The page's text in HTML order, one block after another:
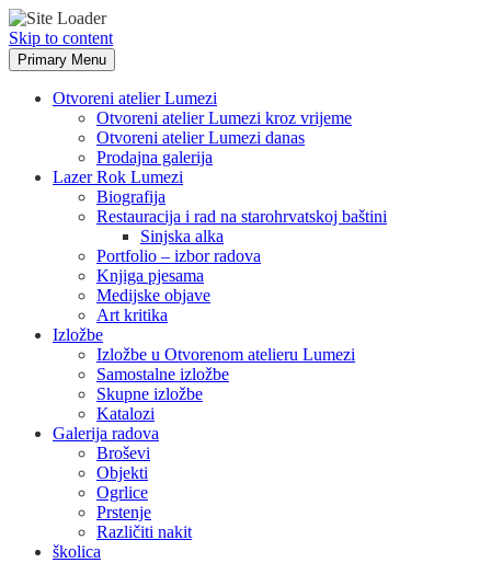
Skip to content
Primary Menu
Otvoreni atelier Lumezi
Otvoreni atelier Lumezi kroz vrijeme
Otvoreni atelier Lumezi danas
Prodajna galerija
Lazer Rok Lumezi
Biografija
Restauracija i rad na starohrvatskoj baštini
Sinjska alka
Portfolio – izbor radova
Knjiga pjesama
Medijske objave
Art kritika
Izložbe
Izložbe u Otvorenom atelieru Lumezi
Samostalne izložbe
Skupne izložbe
Katalozi
Galerija radova
Broševi
Objekti
Ogrlice
Prstenje
Različiti nakit
školica